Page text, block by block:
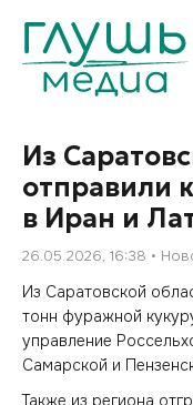
Из
отправили
в Иран и
26.05.2026, 16:38
Из Саратовской
тонн фуражной
управление
Самарской и
Также из региона